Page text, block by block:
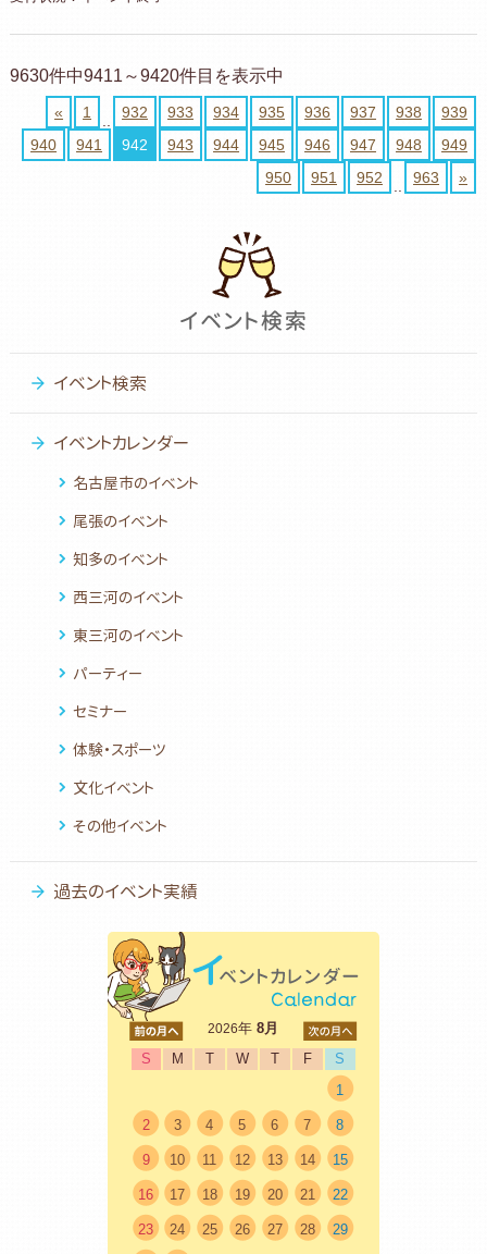
9630件中9411～9420件目を表示中
« 1 932 933 934 935 936 937 938
939
940
941 942 943 944 945 946 947 948
949
950
951 952 963 »
イベント検索
イベントカレンダー
名古屋市のイベント
尾張のイベント
知多のイベント
西三河のイベント
東三河のイベント
パーティー
セミナー
体験・スポーツ
文化イベント
その他イベント
過去のイベント実績
2026年8月
S
M T W T F
S
1
2 3 4 5 6 7 8
9 10 11 12 13 14 15
16 17 18 19 20 21 22
23 24 25 26 27 28 29